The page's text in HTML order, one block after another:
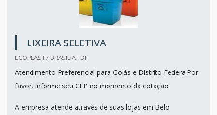
LIXEIRA SELETIVA
ECOPLAST / BRASILIA - DF
Atendimento Preferencial para Goiás e Distrito FederalPor
favor, informe seu CEP no momento da cotação
A empresa atende através de suas lojas em Belo